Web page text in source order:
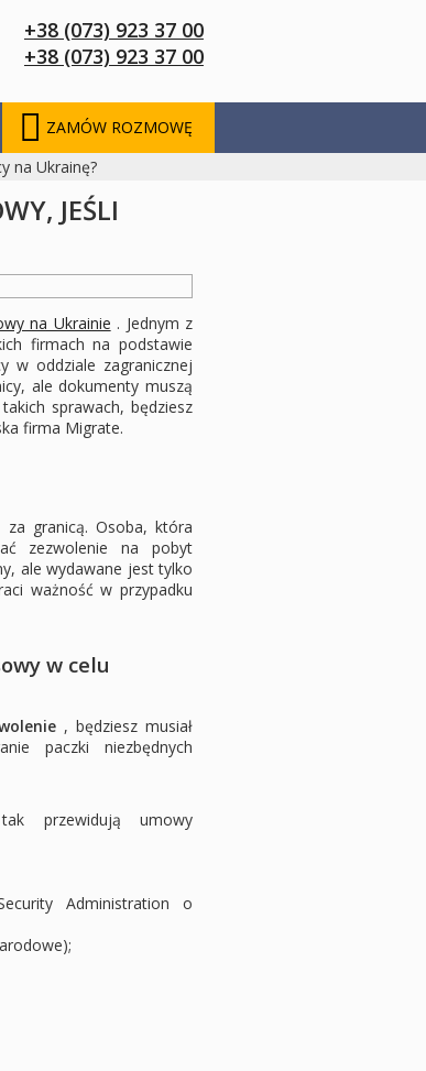
+38 (073) 923 37 00
+38 (073) 923 37 00
ZAMÓW ROZMOWĘ
na Ukrainę?
JEŚLI
na Ukrainie . Jednym z
firmach na podstawie
w oddziale zagranicznej
ale dokumenty muszą
sprawach, będziesz
firma Migrate.
granicą. Osoba, która
zezwolenie na pobyt
ale wydawane jest tylko
ważność w przypadku
w celu
, będziesz musiał
paczki niezbędnych
przewidują umowy
Administration o